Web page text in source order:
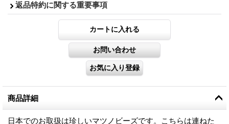
返品特約に関する重要事項
商品詳細
日本でのお取扱は珍しいマツノビーズです。こちらは連ねた